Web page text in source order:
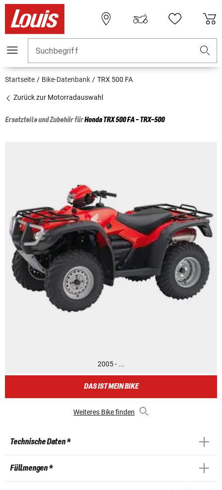
Suchbegriff
Startseite Bike-Datenbank TRX 500 FA
Zurück zur Motorradauswahl
Ersatzteile und Zubehör fürHondaTRX 500 FA - TRX-500
2005 - ...
DAS IST MEIN BIKE
Weiteres Bike finden
Technische Daten *
Füllmengen *